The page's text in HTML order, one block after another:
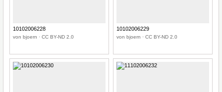
10102006228
von bjoern · CC BY-ND 2.0
10102006229
von bjoern · CC BY-ND 2.0